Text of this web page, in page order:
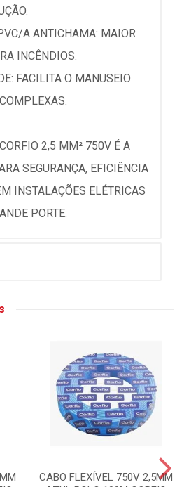
A ANTICHAMA: MAIOR
INCÊNDIOS.
FACILITA O MANUSEIO
2,5 MM² 750V É A
SEGURANÇA, EFICIÊNCIA
INSTALAÇÕES ELÉTRICAS
PORTE.
CABO FLEXÍVEL 750V 2,5MM